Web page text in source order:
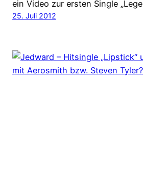
ein Video zur ersten Single
25. Juli 2012